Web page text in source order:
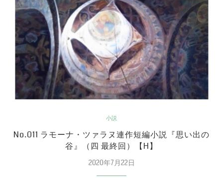
小説
No.011 ラモーナ・ツァラヌ連作短編小説『思い出の
谷』（四 最終回）【H】
2020年7月22日